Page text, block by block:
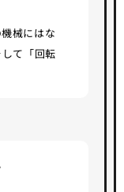
械にはな
て「回転